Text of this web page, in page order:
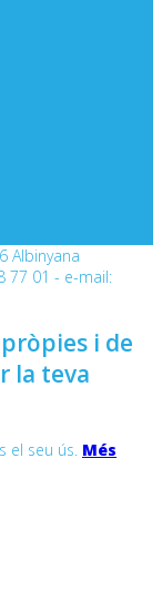
Albinyana
77 01 - e-mail:
i de
la teva
el seu ús. Més